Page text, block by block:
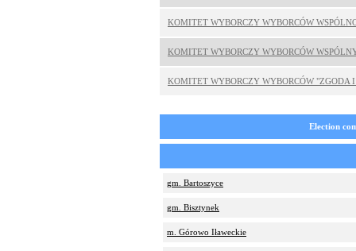
KOMITET WYBORCZY WYBORCÓW
KOMITET WYBORCZY WYBORCÓW
KOMITET WYBORCZY WYBORCÓW "ZGODA I
Election
gm. Bartoszyce
gm. Bisztynek
m. Górowo Iławeckie